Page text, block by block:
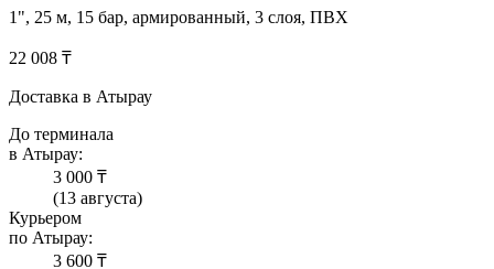
1", 25 м, 15 бар, армированный, 3 слоя, ПВХ
22 008 ₸
Доставка в Атырау
До терминала
в Атырау:
3 000 ₸
(13 августа)
Курьером
по Атырау:
3 600 ₸